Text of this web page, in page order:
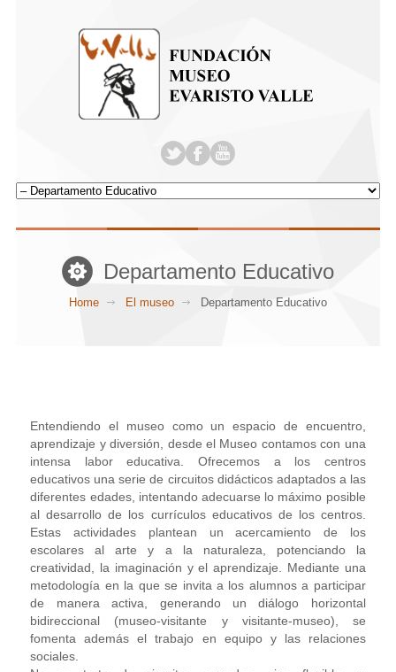
Departamento Educativo
Home El museo Departamento Educativo
Entendiendo el museo como un espacio de encuentro,
aprendizaje y diversión, desde el Museo contamos con una
intensa labor educativa. Ofrecemos a los centros
educativos una serie de circuitos didácticos adaptados a las
diferentes edades, intentando adecuarse lo máximo posible
al desarrollo de los currículos educativos de los centros.
Estas actividades plantean un acercamiento de los
escolares al arte y a la naturaleza, potenciando la
creatividad, la imaginación y el aprendizaje. Mediante una
metodología en la que se invita a los alumnos a participar
de manera activa, generando un diálogo horizontal
bidireccional (museo-visitante y visitante-museo), se
fomenta además el trabajo en equipo y las relaciones
sociales.